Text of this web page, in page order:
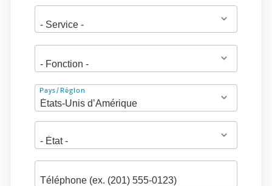
Adresse
Pays/Région